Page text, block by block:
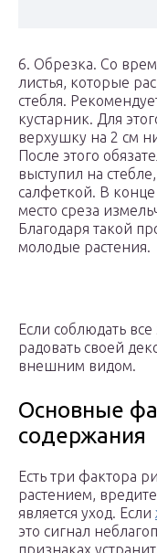
6. Обрезка. Со
листья, которые
стебля.
кустарник. Для
верхушку на 2 см
После этого
выступил на
салфеткой. В конце
место среза
Благодаря такой
молодые растения.
Если соблюдать все
радовать своей
внешним видом.
Основные
содержания
Есть три фактора
растением,
является уход. Если
это сигнал
признаках